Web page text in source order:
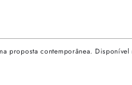
proposta contemporânea. Disponível